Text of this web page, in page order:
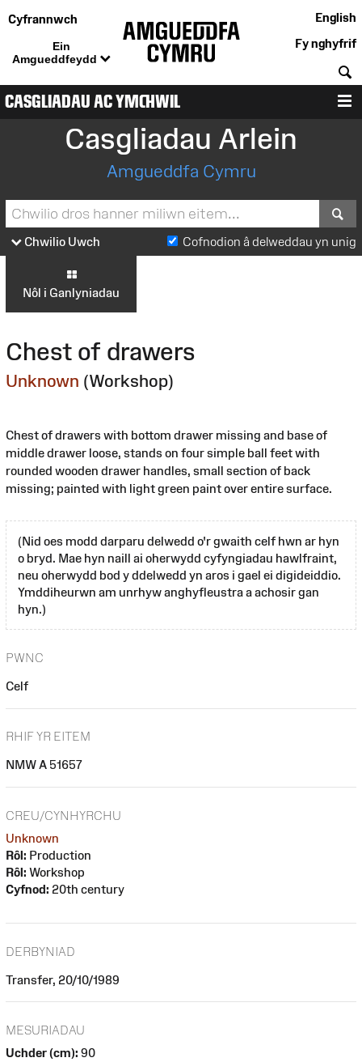
Cyfrannwch
Ein
Amgueddfeydd
English
Fy nghyfrif
CASGLIADAU AC YMCHWIL
Casgliadau Arlein
Amgueddfa Cymru
Chwilio Uwch Cofnodion â delweddau yn unig
Nôl i Ganlyniadau
Chest of drawers
Unknown (Workshop)
Chest of drawers with bottom drawer missing and base of
middle drawer loose, stands on four simple ball feet with
rounded wooden drawer handles, small section of back
missing; painted with light green paint over entire surface.
(Nid oes modd darparu delwedd o'r gwaith celf hwn ar hyn
o bryd. Mae hyn naill ai oherwydd cyfyngiadau hawlfraint,
neu oherwydd bod y ddelwedd yn aros i gael ei digideiddio.
Ymddiheurwn am unrhyw anghyfleustra a achosir gan
hyn.)
PWNC
Celf
RHIF YR EITEM
NMW A 51657
CREU/CYNHYRCHU
Unknown
Rôl: Production
Rôl: Workshop
Cyfnod: 20th century
DERBYNIAD
Transfer, 20/10/1989
MESURIADAU
Uchder (cm): 90